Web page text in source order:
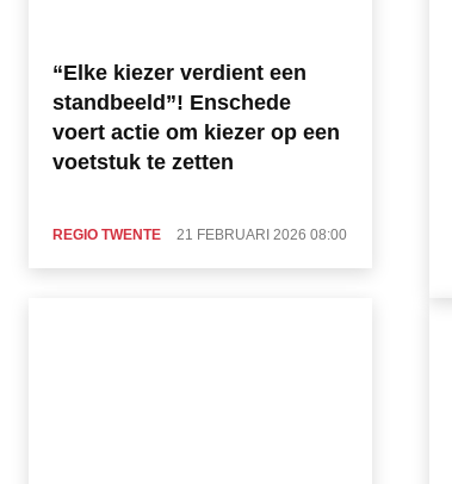
“Elke kiezer verdient een
standbeeld”! Enschede
voert actie om kiezer op een
voetstuk te zetten
REGIO TWENTE 21 FEBRUARI 2026 08:00